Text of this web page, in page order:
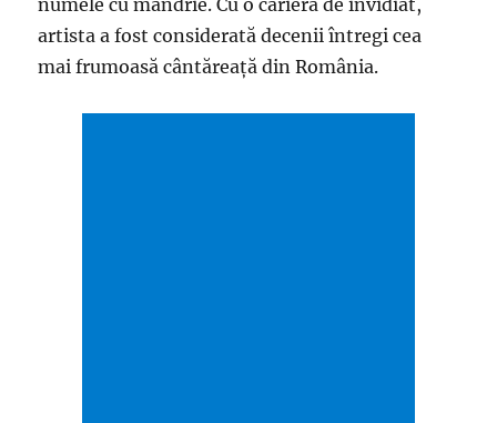
artista a fost considerată decenii întregi cea
mai frumoasă cântăreaţă din România.